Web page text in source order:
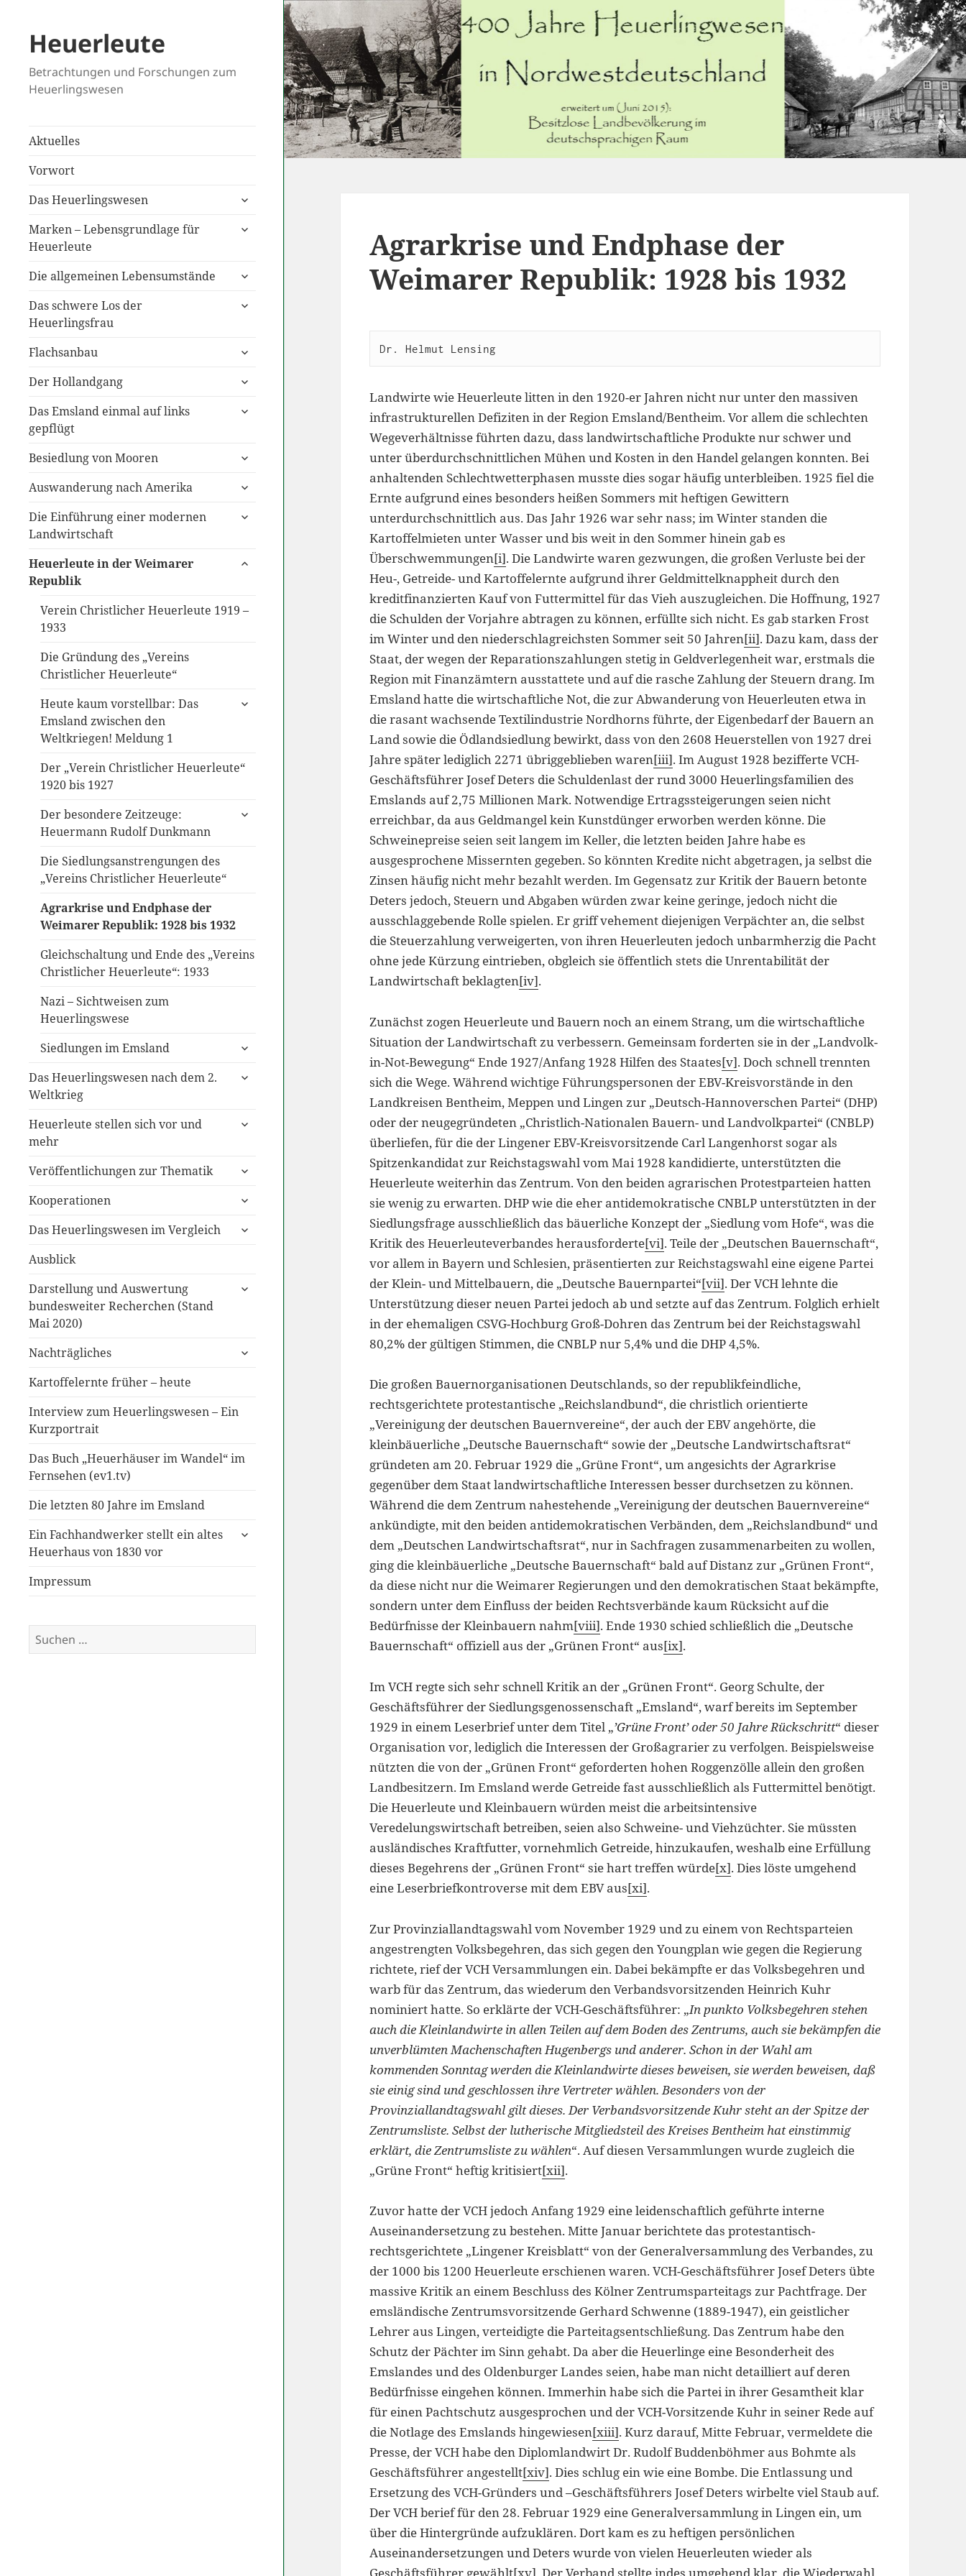
Heuerleute
Betrachtungen und Forschungen zum
Heuerlingswesen
Aktuelles
Vorwort
Das Heuerlingswesen
untermenü
Marken – Lebensgrundlage für
Heuerleute
untermenü
Die allgemeinen Lebensumstände
untermenü
Das schwere Los der
Heuerlingsfrau
untermenü
Flachsanbau
untermenü
Der Hollandgang
untermenü
Das Emsland einmal auf links
gepflügt
untermenü
Besiedlung von Mooren
untermenü
Auswanderung nach Amerika
untermenü
Die Einführung einer modernen
Landwirtschaft
untermenü
Heuerleute in der Weimarer
Republik
untermenü
Verein Christlicher Heuerleute 1919 –
1933
Die Gründung des „Vereins
Christlicher Heuerleute“
Heute kaum vorstellbar: Das
Emsland zwischen den
Weltkriegen! Meldung 1
untermenü
Der „Verein Christlicher Heuerleute“
1920 bis 1927
Der besondere Zeitzeuge:
Heuermann Rudolf Dunkmann
untermenü
Die Siedlungsanstrengungen des
„Vereins Christlicher Heuerleute“
Agrarkrise und Endphase der
Weimarer Republik: 1928 bis 1932
Gleichschaltung und Ende des „Vereins
Christlicher Heuerleute“: 1933
Nazi – Sichtweisen zum
Heuerlingswese
Siedlungen im Emsland
untermenü
Das Heuerlingswesen nach dem 2.
Weltkrieg
untermenü
Heuerleute stellen sich vor und
mehr
untermenü
Veröffentlichungen zur Thematik
untermenü
Kooperationen
untermenü
Das Heuerlingswesen im Vergleich
untermenü
Ausblick
Darstellung und Auswertung
bundesweiter Recherchen (Stand
Mai 2020)
untermenü
Nachträgliches
untermenü
Kartoffelernte früher – heute
Interview zum Heuerlingswesen – Ein
Kurzportrait
Das Buch „Heuerhäuser im Wandel“ im
Fernsehen (ev1.tv)
Die letzten 80 Jahre im Emsland
Ein Fachhandwerker stellt ein altes
Heuerhaus von 1830 vor
untermenü
Impressum
Suchen
nach:
Agrarkrise und Endphase der
Weimarer Republik: 1928 bis 1932
Dr. Helmut Lensing
Landwirte wie Heuerleute litten in den 1920-er Jahren nicht nur unter den massiven
infrastrukturellen Defiziten in der Region Emsland/Bentheim. Vor allem die schlechten
Wegeverhältnisse führten dazu, dass landwirtschaftliche Produkte nur schwer und
unter überdurchschnittlichen Mühen und Kosten in den Handel gelangen konnten. Bei
anhaltenden Schlechtwetterphasen musste dies sogar häufig unterbleiben. 1925 fiel die
Ernte aufgrund eines besonders heißen Sommers mit heftigen Gewittern
unterdurchschnittlich aus. Das Jahr 1926 war sehr nass; im Winter standen die
Kartoffelmieten unter Wasser und bis weit in den Sommer hinein gab es
Überschwemmungen[i]. Die Landwirte waren gezwungen, die großen Verluste bei der
Heu-, Getreide- und Kartoffelernte aufgrund ihrer Geldmittelknappheit durch den
kreditfinanzierten Kauf von Futtermittel für das Vieh auszugleichen. Die Hoffnung, 1927
die Schulden der Vorjahre abtragen zu können, erfüllte sich nicht. Es gab starken Frost
im Winter und den niederschlagreichsten Sommer seit 50 Jahren[ii]. Dazu kam, dass der
Staat, der wegen der Reparationszahlungen stetig in Geldverlegenheit war, erstmals die
Region mit Finanzämtern ausstattete und auf die rasche Zahlung der Steuern drang. Im
Emsland hatte die wirtschaftliche Not, die zur Abwanderung von Heuerleuten etwa in
die rasant wachsende Textilindustrie Nordhorns führte, der Eigenbedarf der Bauern an
Land sowie die Ödlandsiedlung bewirkt, dass von den 2608 Heuerstellen von 1927 drei
Jahre später lediglich 2271 übriggeblieben waren[iii]. Im August 1928 bezifferte VCH-
Geschäftsführer Josef Deters die Schuldenlast der rund 3000 Heuerlingsfamilien des
Emslands auf 2,75 Millionen Mark. Notwendige Ertragssteigerungen seien nicht
erreichbar, da aus Geldmangel kein Kunstdünger erworben werden könne. Die
Schweinepreise seien seit langem im Keller, die letzten beiden Jahre habe es
ausgesprochene Missernten gegeben. So könnten Kredite nicht abgetragen, ja selbst die
Zinsen häufig nicht mehr bezahlt werden. Im Gegensatz zur Kritik der Bauern betonte
Deters jedoch, Steuern und Abgaben würden zwar keine geringe, jedoch nicht die
ausschlaggebende Rolle spielen. Er griff vehement diejenigen Verpächter an, die selbst
die Steuerzahlung verweigerten, von ihren Heuerleuten jedoch unbarmherzig die Pacht
ohne jede Kürzung eintrieben, obgleich sie öffentlich stets die Unrentabilität der
Landwirtschaft beklagten[iv].
Zunächst zogen Heuerleute und Bauern noch an einem Strang, um die wirtschaftliche
Situation der Landwirtschaft zu verbessern. Gemeinsam forderten sie in der „Landvolk-
in-Not-Bewegung“ Ende 1927/Anfang 1928 Hilfen des Staates[v]. Doch schnell trennten
sich die Wege. Während wichtige Führungspersonen der EBV-Kreisvorstände in den
Landkreisen Bentheim, Meppen und Lingen zur „Deutsch-Hannoverschen Partei“ (DHP)
oder der neugegründeten „Christlich-Nationalen Bauern- und Landvolkpartei“ (CNBLP)
überliefen, für die der Lingener EBV-Kreisvorsitzende Carl Langenhorst sogar als
Spitzenkandidat zur Reichstagswahl vom Mai 1928 kandidierte, unterstützten die
Heuerleute weiterhin das Zentrum. Von den beiden agrarischen Protestparteien hatten
sie wenig zu erwarten. DHP wie die eher antidemokratische CNBLP unterstützten in der
Siedlungsfrage ausschließlich das bäuerliche Konzept der „Siedlung vom Hofe“, was die
Kritik des Heuerleuteverbandes herausforderte[vi]. Teile der „Deutschen Bauernschaft“,
vor allem in Bayern und Schlesien, präsentierten zur Reichstagswahl eine eigene Partei
der Klein- und Mittelbauern, die „Deutsche Bauernpartei“[vii]. Der VCH lehnte die
Unterstützung dieser neuen Partei jedoch ab und setzte auf das Zentrum. Folglich erhielt
in der ehemaligen CSVG-Hochburg Groß-Dohren das Zentrum bei der Reichstagswahl
80,2% der gültigen Stimmen, die CNBLP nur 5,4% und die DHP 4,5%.
Die großen Bauernorganisationen Deutschlands, so der republikfeindliche,
rechtsgerichtete protestantische „Reichslandbund“, die christlich orientierte
„Vereinigung der deutschen Bauernvereine“, der auch der EBV angehörte, die
kleinbäuerliche „Deutsche Bauernschaft“ sowie der „Deutsche Landwirtschaftsrat“
gründeten am 20. Februar 1929 die „Grüne Front“, um angesichts der Agrarkrise
gegenüber dem Staat landwirtschaftliche Interessen besser durchsetzen zu können.
Während die dem Zentrum nahestehende „Vereinigung der deutschen Bauernvereine“
ankündigte, mit den beiden antidemokratischen Verbänden, dem „Reichslandbund“ und
dem „Deutschen Landwirtschaftsrat“, nur in Sachfragen zusammenarbeiten zu wollen,
ging die kleinbäuerliche „Deutsche Bauernschaft“ bald auf Distanz zur „Grünen Front“,
da diese nicht nur die Weimarer Regierungen und den demokratischen Staat bekämpfte,
sondern unter dem Einfluss der beiden Rechtsverbände kaum Rücksicht auf die
Bedürfnisse der Kleinbauern nahm[viii]. Ende 1930 schied schließlich die „Deutsche
Bauernschaft“ offiziell aus der „Grünen Front“ aus[ix].
Im VCH regte sich sehr schnell Kritik an der „Grünen Front“. Georg Schulte, der
Geschäftsführer der Siedlungsgenossenschaft „Emsland“, warf bereits im September
1929 in einem Leserbrief unter dem Titel „’Grüne Front’ oder 50 Jahre Rückschritt“ dieser
Organisation vor, lediglich die Interessen der Großagrarier zu verfolgen. Beispielsweise
nützten die von der „Grünen Front“ geforderten hohen Roggenzölle allein den großen
Landbesitzern. Im Emsland werde Getreide fast ausschließlich als Futtermittel benötigt.
Die Heuerleute und Kleinbauern würden meist die arbeitsintensive
Veredelungswirtschaft betreiben, seien also Schweine- und Viehzüchter. Sie müssten
ausländisches Kraftfutter, vornehmlich Getreide, hinzukaufen, weshalb eine Erfüllung
dieses Begehrens der „Grünen Front“ sie hart treffen würde[x]. Dies löste umgehend
eine Leserbriefkontroverse mit dem EBV aus[xi].
Zur Provinziallandtagswahl vom November 1929 und zu einem von Rechtsparteien
angestrengten Volksbegehren, das sich gegen den Youngplan wie gegen die Regierung
richtete, rief der VCH Versammlungen ein. Dabei bekämpfte er das Volksbegehren und
warb für das Zentrum, das wiederum den Verbandsvorsitzenden Heinrich Kuhr
nominiert hatte. So erklärte der VCH-Geschäftsführer: „In punkto Volksbegehren stehen
auch die Kleinlandwirte in allen Teilen auf dem Boden des Zentrums, auch sie bekämpfen die
unverblümten Machenschaften Hugenbergs und anderer. Schon in der Wahl am
kommenden Sonntag werden die Kleinlandwirte dieses beweisen, sie werden beweisen, daß
sie einig sind und geschlossen ihre Vertreter wählen. Besonders von der
Provinziallandtagswahl gilt dieses. Der Verbandsvorsitzende Kuhr steht an der Spitze der
Zentrumsliste. Selbst der lutherische Mitgliedsteil des Kreises Bentheim hat einstimmig
erklärt, die Zentrumsliste zu wählen“. Auf diesen Versammlungen wurde zugleich die
„Grüne Front“ heftig kritisiert[xii].
Zuvor hatte der VCH jedoch Anfang 1929 eine leidenschaftlich geführte interne
Auseinandersetzung zu bestehen. Mitte Januar berichtete das protestantisch-
rechtsgerichtete „Lingener Kreisblatt“ von der Generalversammlung des Verbandes, zu
der 1000 bis 1200 Heuerleute erschienen waren. VCH-Geschäftsführer Josef Deters übte
massive Kritik an einem Beschluss des Kölner Zentrumsparteitags zur Pachtfrage. Der
emsländische Zentrumsvorsitzende Gerhard Schwenne (1889-1947), ein geistlicher
Lehrer aus Lingen, verteidigte die Parteitagsentschließung. Das Zentrum habe den
Schutz der Pächter im Sinn gehabt. Da aber die Heuerlinge eine Besonderheit des
Emslandes und des Oldenburger Landes seien, habe man nicht detailliert auf deren
Bedürfnisse eingehen können. Immerhin habe sich die Partei in ihrer Gesamtheit klar
für einen Pachtschutz ausgesprochen und der VCH-Vorsitzende Kuhr in seiner Rede auf
die Notlage des Emslands hingewiesen[xiii]. Kurz darauf, Mitte Februar, vermeldete die
Presse, der VCH habe den Diplomlandwirt Dr. Rudolf Buddenböhmer aus Bohmte als
Geschäftsführer angestellt[xiv]. Dies schlug ein wie eine Bombe. Die Entlassung und
Ersetzung des VCH-Gründers und –Geschäftsführers Josef Deters wirbelte viel Staub auf.
Der VCH berief für den 28. Februar 1929 eine Generalversammlung in Lingen ein, um
über die Hintergründe aufzuklären. Dort kam es zu heftigen persönlichen
Auseinandersetzungen und Deters wurde von vielen Heuerleuten wieder als